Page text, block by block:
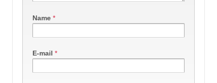
Name *
E-mail *